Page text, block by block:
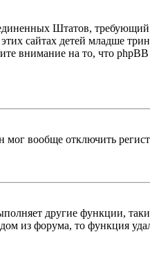
Штатов,
сайтах детей младше
внимание на то, что
мог вообще отключить
другие функции,
из форума, то функция